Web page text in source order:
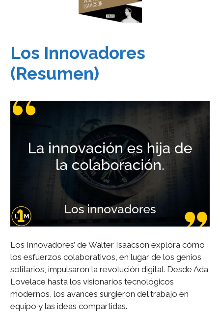
Los Innovadores
(Resumen)
Los Innovadores’ de Walter Isaacson explora cómo
los esfuerzos colaborativos, en lugar de los genios
solitarios, impulsaron la revolución digital. Desde Ada
Lovelace hasta los visionarios tecnológicos
modernos, los avances surgieron del trabajo en
equipo y las ideas compartidas.